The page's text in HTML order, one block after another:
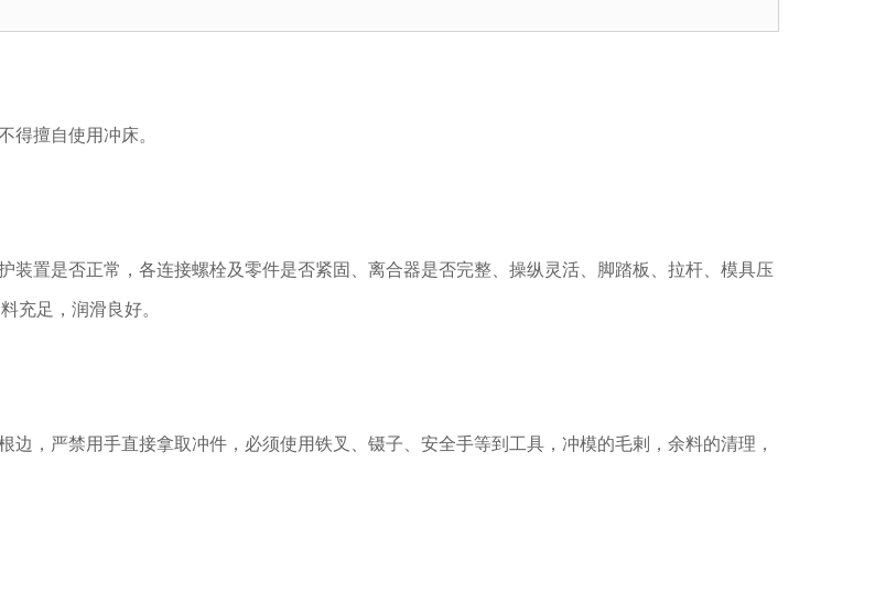
得擅自使用冲床。
装置是否正常，各连接螺栓及零件是否紧固、离合器是否完整、操纵灵活、脚踏板、拉杆、模具压
充足，润滑良好。
，严禁用手直接拿取冲件，必须使用铁叉、镊子、安全手等到工具，冲模的毛剌，余料的清理，